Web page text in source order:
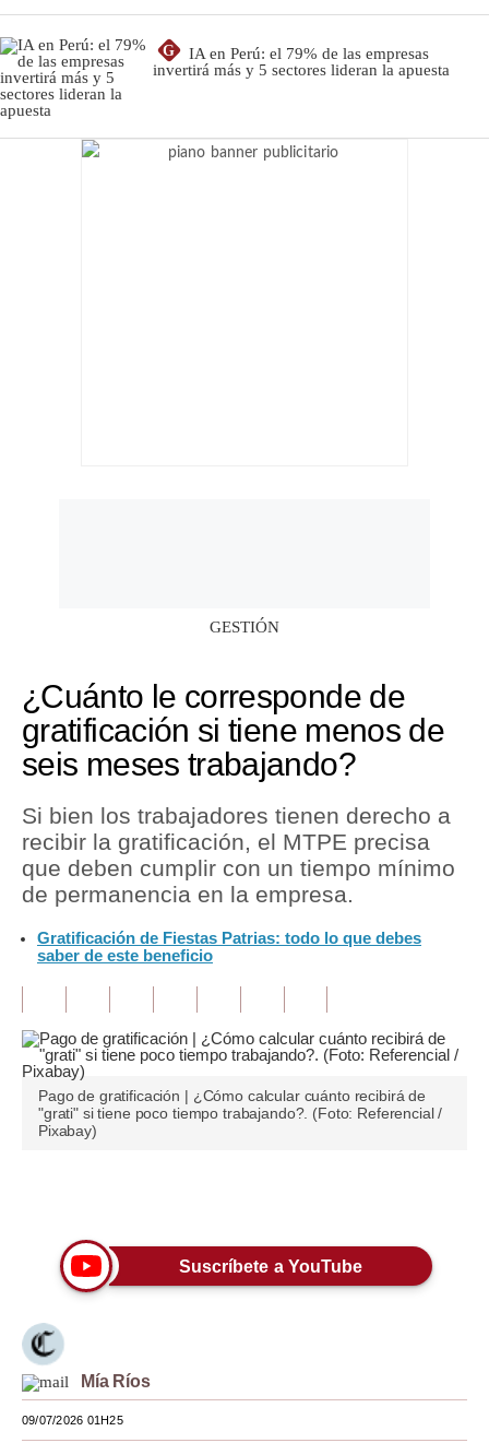
G
IA en Perú: el 79% de las empresas
invertirá más y 5 sectores lideran la apuesta